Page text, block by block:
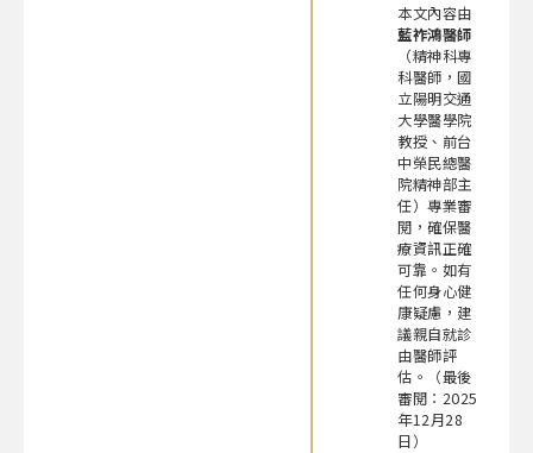
本文內容由
藍祚鴻醫師
（精神科專
科醫師，國
立陽明交通
大學醫學院
教授、前台
中榮民總醫
院精神部主
任）專業審
閱，確保醫
療資訊正確
可靠。如有
任何身心健
康疑慮，建
議親自就診
由醫師評
估。（最後
審閱：2025
年12月28
日）